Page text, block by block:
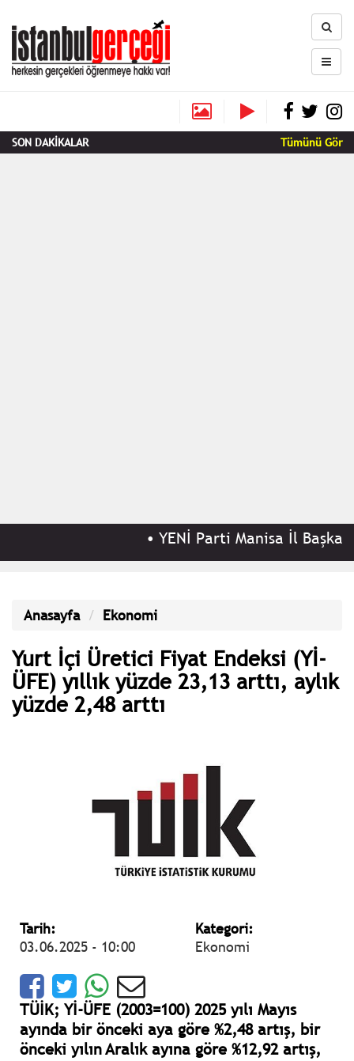
SON DAKİKALAR Tümünü Gör
YENİ Parti Manisa İl
Anasayfa Ekonomi
Yurt İçi Üretici Fiyat Endeksi (Yİ-
ÜFE) yıllık yüzde 23,13 arttı, aylık
yüzde 2,48 arttı
Tarih:
03.06.2025 - 10:00
Kategori:
Ekonomi
TÜİK; Yİ-ÜFE (2003=100) 2025 yılı Mayıs
ayında bir önceki aya göre %2,48 artış, bir
önceki yılın Aralık ayına göre %12,92 artış,